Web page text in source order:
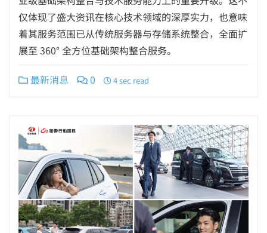
仅体现了盛大资讯在核心技术领域的深厚实力，也意味
着其服务范围已从传统服务器与存储系统整合，全面扩
展至 360° 全方位基础架构整合服务。
最新消息 0 4 sec read